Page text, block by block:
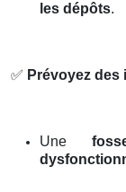
les dépôts.
✅ Prévoyez
Une